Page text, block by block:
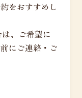
をおすすめし
、ご希望に
にご連絡・ご